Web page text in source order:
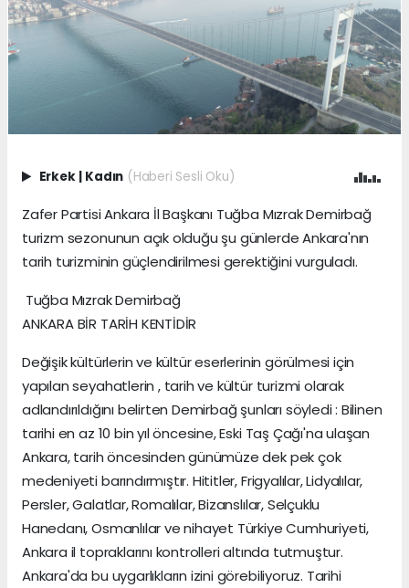
Erkek | Kadın (Haberi Sesli Oku)
Zafer Partisi Ankara İl Başkanı Tuğba Mızrak Demirbağ
turizm sezonunun açık olduğu şu günlerde Ankara'nın
tarih turizminin güçlendirilmesi gerektiğini vurguladı.
Tuğba Mızrak Demirbağ
ANKARA BİR TARİH KENTİDİR
Değişik kültürlerin ve kültür eserlerinin görülmesi için
yapılan seyahatlerin , tarih ve kültür turizmi olarak
adlandırıldığını belirten Demirbağ şunları söyledi : Bilinen
tarihi en az 10 bin yıl öncesine, Eski Taş Çağı'na ulaşan
Ankara, tarih öncesinden günümüze dek pek çok
medeniyeti barındırmıştır. Hititler, Frigyalılar, Lidyalılar,
Persler, Galatlar, Romalılar, Bizanslılar, Selçuklu
Hanedanı, Osmanlılar ve nihayet Türkiye Cumhuriyeti,
Ankara il topraklarını kontrolleri altında tutmuştur.
Ankara'da bu uygarlıkların izini görebiliyoruz. Tarihi